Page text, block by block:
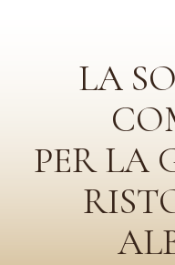
LA
PER LA